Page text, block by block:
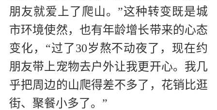
朋友就爱上了爬山。”这种转变既是城
市环境使然，也有年龄增长带来的心态
变化，“过了30岁熬不动夜了，现在约
朋友带上宠物去户外让我更开心。我几
乎把周边的山爬得差不多了，花销比逛
街、聚餐小多了。”